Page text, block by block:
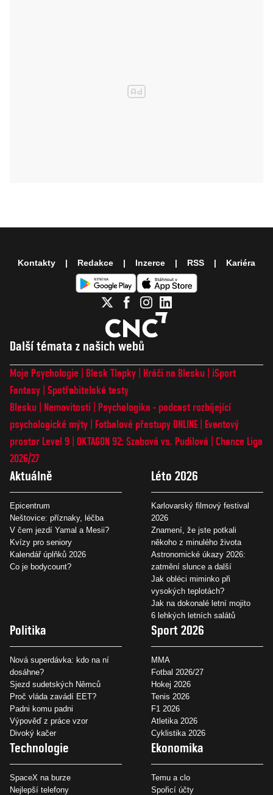
Další témata z našich webů
Moje Psychologie Blesk Tlapky Hráči na Blesku
iSport
Fantasy Spotřebitelské testy
Blesku
Nemovitosti
Psychologika - podcast rozbíjející
psychologické mýty
Fotbalové přestupy ONLINE
Eventový
prostor Level 9 OKTAGON 92: Szabová vs. Pudilová
Chance Liga
2026/27
Aktuálně
Epicentrum
Neštovice: příznaky, léčba
V čem jezdí Yamal a Mesii?
Kvízy pro seniory
Kalendář úplňků 2026
Co je bodycount?
Léto 2026
Karlovarský filmový festival
2026
Znamení, že jste potkali
někoho z minulého života
Astronomické úkazy 2026:
zatmění slunce a další
Jak obléci miminko při
vysokých teplotách?
Jak na dokonalé letní mojito
6 lehkých letních salátů
Politika
Nová superdávka: kdo na ní
dosáhne?
Sjezd sudetských Němců
Proč vláda zavádí EET?
Padni komu padni
Výpověď z práce vzor
Divoký kačer
Sport 2026
MMA
Fotbal 2026/27
Hokej 2026
Tenis 2026
F1 2026
Atletika 2026
Cyklistika 2026
Technologie
SpaceX na burze
Nejlepší telefony
Ekonomika
Temu a clo
Spořicí účty
Kontakty Redakce Inzerce RSS Kariéra